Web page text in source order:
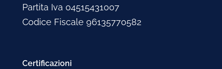
Partita Iva 04515431007
Codice Fiscale 96135770582
Certificazioni